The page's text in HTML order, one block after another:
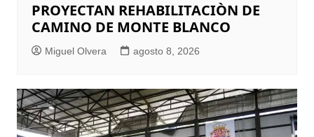
PROYECTAN REHABILITACIÒN DE
CAMINO DE MONTE BLANCO
Miguel Olvera agosto 8, 2026